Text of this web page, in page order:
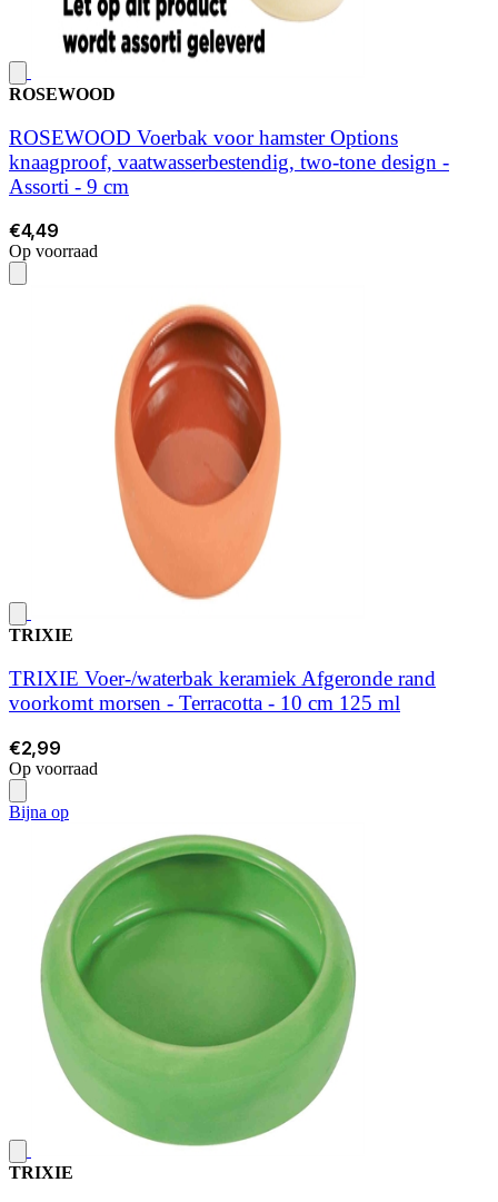
ROSEWOOD
ROSEWOOD Voerbak voor hamster Options
knaagproof, vaatwasserbestendig, two-tone design -
Assorti - 9 cm
€4,49
Op voorraad
TRIXIE
TRIXIE Voer-/waterbak keramiek Afgeronde rand
voorkomt morsen - Terracotta - 10 cm 125 ml
€2,99
Op voorraad
Bijna op
TRIXIE